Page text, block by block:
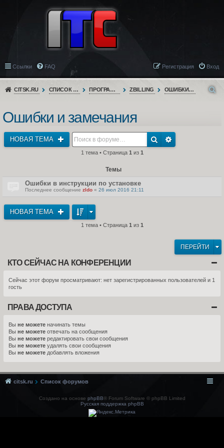
Ссылки FAQ Вход
Регистрация
CITSK.RU СПИСОК ФОРУМОВ ПРОГРАММНОЕ ОБЕСПЕЧЕНИЕ ZBILLING ОШИБКИ И ЗАМЕЧАНИЯ
Ошибки и замечания
НОВАЯ ТЕМА
1 тема • Страница 1 из 1
Темы
Ошибки в инструкции по установке
Последнее сообщение zldo « 26 июл 2016 21:11
НОВАЯ ТЕМА
1 тема • Страница 1 из 1
ПЕРЕЙТИ
КТО СЕЙЧАС НА КОНФЕРЕНЦИИ
Сейчас этот форум просматривают: нет зарегистрированных пользователей и 1
гость
ПРАВА ДОСТУПА
Вы не можете начинать темы
Вы не можете отвечать на сообщения
Вы не можете редактировать свои сообщения
Вы не можете удалять свои сообщения
Вы не можете добавлять вложения
citsk.ru Список форумов
Создано на основе phpBB® Forum Software © phpBB Limited
Русская поддержка phpBB